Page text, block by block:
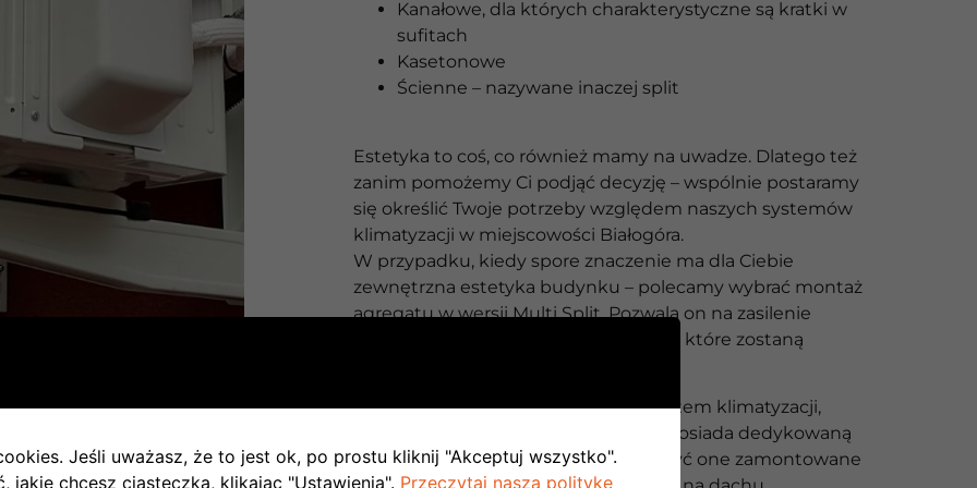
Kanałowe, dla których charakterystyczne są kratki w
sufitach
Kasetonowe
Ścienne – nazywane inaczej split
Estetyka to coś, co również mamy na uwadze. Dlatego też
zanim pomożemy Ci podjąć decyzję – wspólnie postaramy
się określić Twoje potrzeby względem naszych systemów
klimatyzacji w miejscowości Białogóra.
W przypadku, kiedy spore znaczenie ma dla Ciebie
zewnętrzna estetyka budynku – polecamy wybrać montaż
agregatu w wersji Multi Split. Pozwala on na zasilenie
wszystkich jednostek wewnętrznych, które zostaną
Mniej kosztowną alternatywą jest system klimatyzacji,
gdzie każda jednostka wewnętrzna posiada dedykowaną
sobie jednostkę zewnętrzną. Mogą być one zamontowane
Jeśli uważasz, że to jest ok, po prostu kliknij "Akceptuj wszystko".
jakie chcesz ciasteczka, klikając "Ustawienia". Przeczytaj naszą politykę